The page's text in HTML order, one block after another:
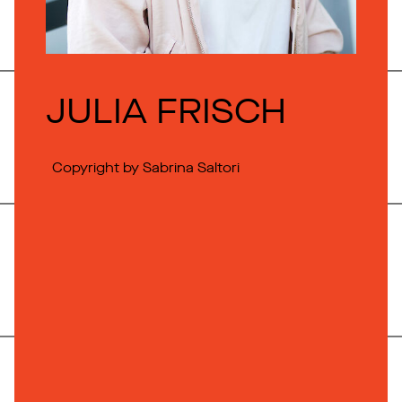
JULIA FRISCH
Copyright by Sabrina Saltori